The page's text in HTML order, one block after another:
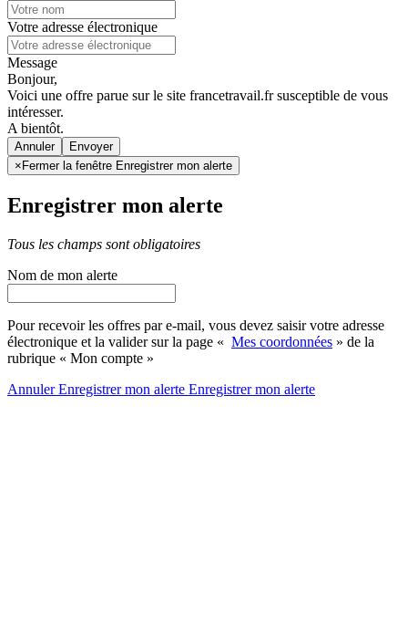
Votre adresse électronique
Message
Bonjour,
Voici une offre parue sur le site francetravail.fr susceptible de vous
intéresser.
A bientôt.
Annuler
× Fermer la fenêtre Enregistrer mon alerte
Enregistrer mon alerte
Tous les champs sont obligatoires
Nom de mon alerte
Pour recevoir les offres par e-mail, vous devez saisir votre adresse
électronique et la valider sur la page « Mes coordonnées » de la
rubrique « Mon compte »
AnnulerEnregistrer mon alerte Enregistrermon alerte